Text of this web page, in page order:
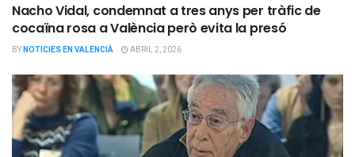
Nacho Vidal, condemnat a tres anys per tràfic de
cocaïna rosa a València però evita la presó
BYNOTICIES EN VALENCIÀ ABRIL 2, 2026